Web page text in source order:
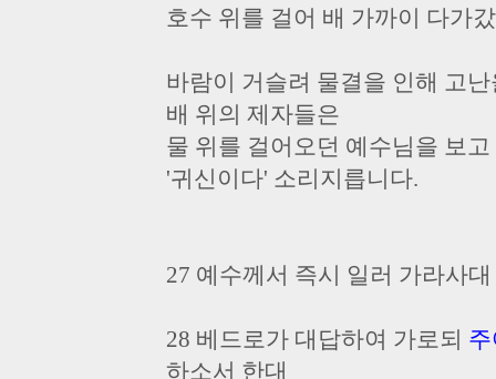
호수 위를 걸어 배 가까이 다가
바람이 거슬려 물결을 인해 고
배 위의 제자들은
물 위를 걸어오던 예수님을 보
'귀신이다' 소리지릅니다.
27 예수께서 즉시 일러 가라사
28 베드로가 대답하여 가로되
하소서 한대